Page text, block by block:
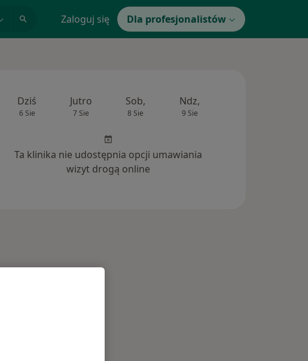
Zaloguj się Dla profesjonalistów
Dziś
6 Sie
Jutro
7 Sie
Sob,
8 Sie
Ndz,
9 Sie
Ta klinika nie udostępnia opcji umawiania
wizyt drogą online